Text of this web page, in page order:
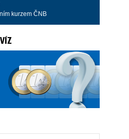
kurzem ČNB